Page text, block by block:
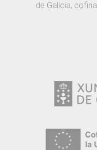
de Galicia,